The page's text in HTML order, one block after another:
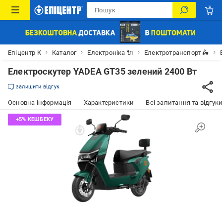
Епіцентр К Каталог Електроніка 🔌 Електротранспорт 🛵
Електроскутер YADEA GT35 зелений 2400 Вт
залишити відгук
Основна інформація Характеристики Всі запитання та